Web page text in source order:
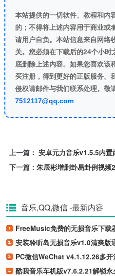
本站提供的一切软件、教程和内
的；不得将上述内容用于商业或
请用户自负。本站信息来自网络
关。您必须在下载后的24个小时
底删除上述内容。如果您喜欢该
买注册，得到更好的正版服务。
侵权请邮件与我们联系处理。敬
7512117@qq.com
上一篇： 安卓元力音乐v1.5.5内置
下一篇： 朱辰彬增删卦易卦例视
音乐,QQ,微信-最新内容
FreeMusic免费的无损音乐下载
安装聆听岛无损音乐v1.0清爽版
PC微信WeChat v4.1.12.26多开
酷我音乐车机版v7.6.2.21解锁